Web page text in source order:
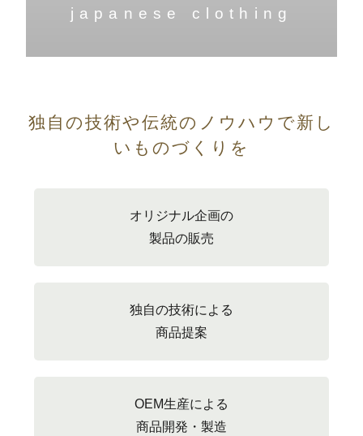
japanese clothing
独自の技術や伝統のノウハウで新し
いものづくりを
オリジナル企画の
製品の販売
独自の技術による
商品提案
OEM生産による
商品開発・製造